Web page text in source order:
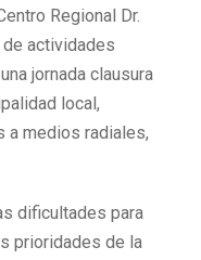
Regional Dr.
de actividades
jornada clausura
local,
a medios radiales,
dificultades para
prioridades de la